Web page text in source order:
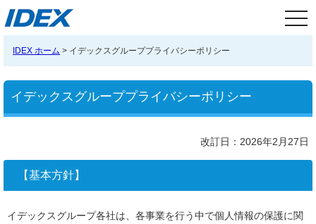
IDEX ホーム > イデックスグループプライバシーポリシー
イデックスグループプライバシーポリシー
改訂日：2026年2月27日
【基本方針】
イデックスグループ各社は、各事業を行う中で個人情報の保護に関